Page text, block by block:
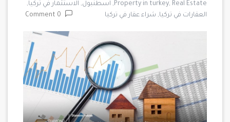
Property in turkey, Real Estate, اسطنبول, الاستثمار في تركيا,
العقارات في تركيا, شراء عقار في تركيا